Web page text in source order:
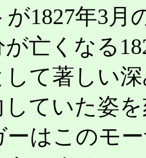
が1827年3
亡くなる
して著しい
していた姿
ーはこのモ